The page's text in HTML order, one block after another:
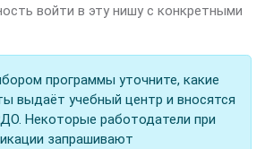
войти в эту нишу с конкретными
программы уточните, какие
выдаёт учебный центр и вносятся
Некоторые работодатели при
запрашивают